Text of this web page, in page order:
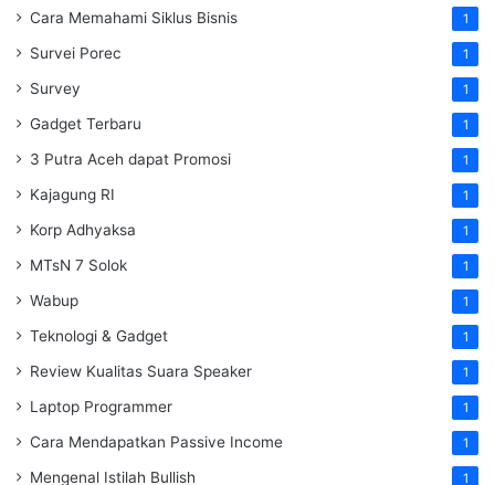
Cara Memahami Siklus Bisnis 1
Survei Porec 1
Survey 1
Gadget Terbaru 1
3 Putra Aceh dapat Promosi 1
Kajagung RI 1
Korp Adhyaksa 1
MTsN 7 Solok 1
Wabup 1
Teknologi & Gadget 1
Review Kualitas Suara Speaker 1
Laptop Programmer 1
Cara Mendapatkan Passive Income 1
Mengenal Istilah Bullish 1